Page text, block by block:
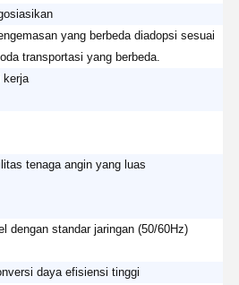
yang berbeda diadopsi sesuai
transportasi yang berbeda.
kerja
tenaga angin yang luas
dengan standar jaringan (50/60Hz)
daya efisiensi tinggi